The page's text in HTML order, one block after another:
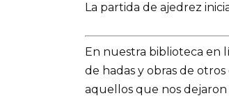
La partida de ajedrez
En nuestra biblioteca en
de hadas y obras de
aquellos que nos dejaron